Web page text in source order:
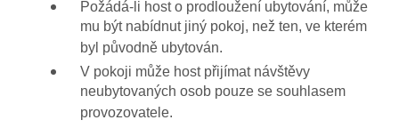
Požádá-li host o prodloužení ubytování, může
mu být nabídnut jiný pokoj, než ten, ve kterém
byl původně ubytován.
V pokoji může host přijímat návštěvy
neubytovaných osob pouze se souhlasem
provozovatele.